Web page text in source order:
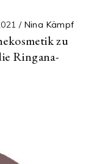
/ Nina Kämpf
zu
Ringana-